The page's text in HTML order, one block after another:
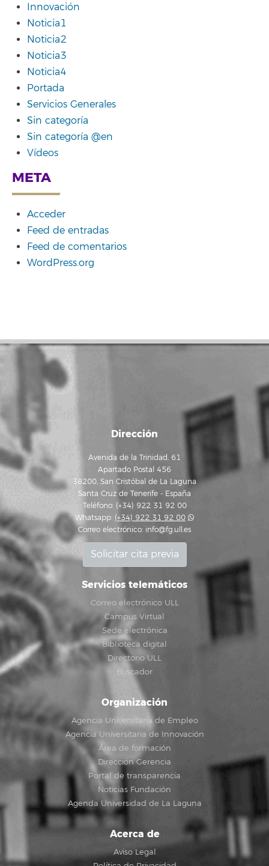
Innovación
Noticia1
Noticia2
Noticia3
Noticia4
Portada
Servicios Generales
Sin categoría
Sin categoría @en
Vídeos
META
Acceder
Feed de entradas
Feed de comentarios
WordPress.org
Dirección
Avenida de la Trinidad, 61
Apartado Postal 456
38200, San Cristóbal de La Laguna
Santa Cruz de Tenerife - España
Teléfono: (+34) 922 31 92 00
Whatsapp: (+34) 922 31 92 00
Correo electrónico: info@fg.ull.es
Solicitar cita previa
Servicios telemáticos
Correo electrónico ULL
Campus Virtual
Sede electrónica
Biblioteca digital
Directorio ULL
Buscador
Organización
Agencia Universitaria de Empleo
Agencia Universitaria de Innovación
Área de formación
Dirección Gerencia
Portal de transparencia
Noticias Fundación
Agenda Universidad de La Laguna
Acerca de
Aviso Legal